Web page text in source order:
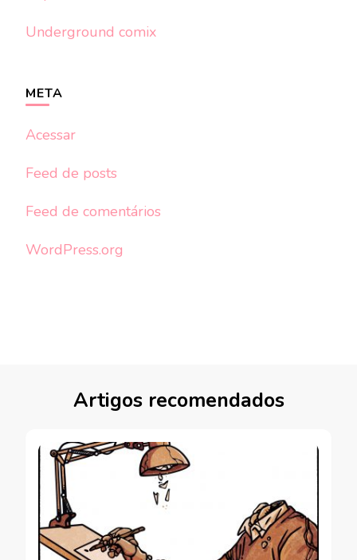
Underground comix
META
Acessar
Feed de posts
Feed de comentários
WordPress.org
Artigos recomendados